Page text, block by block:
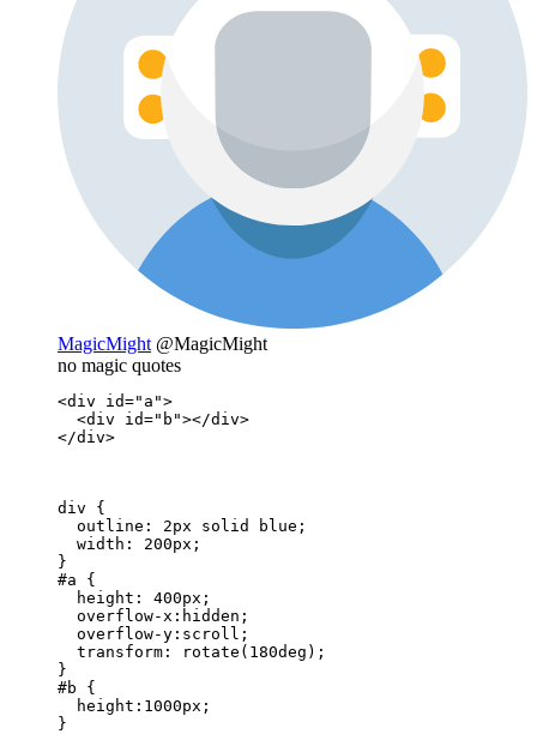
MagicMight @MagicMight
no magic quotes
<div id="a">
  <div id="b"></div>
</div>
div {
  outline: 2px solid blue;
  width: 200px;
}
#a {
  height: 400px;
  overflow-x:hidden;
  overflow-y:scroll;
  transform: rotate(180deg);
}
#b {
  height:1000px;
}